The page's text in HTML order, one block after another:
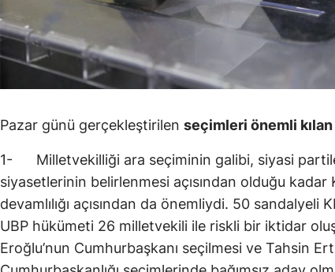
Pazar günü gerçekleştirilen seçimleri önemli kılan
1- Milletvekilliği ara seçiminin galibi, siyasi
siyasetlerinin belirlenmesi açısından olduğu kadar
devamlılığı açısından da önemliydi. 50 sandalyeli
UBP hükümeti 26 milletvekili ile riskli bir iktidar
Eroğlu’nun Cumhurbaşkanı seçilmesi ve Tahsin